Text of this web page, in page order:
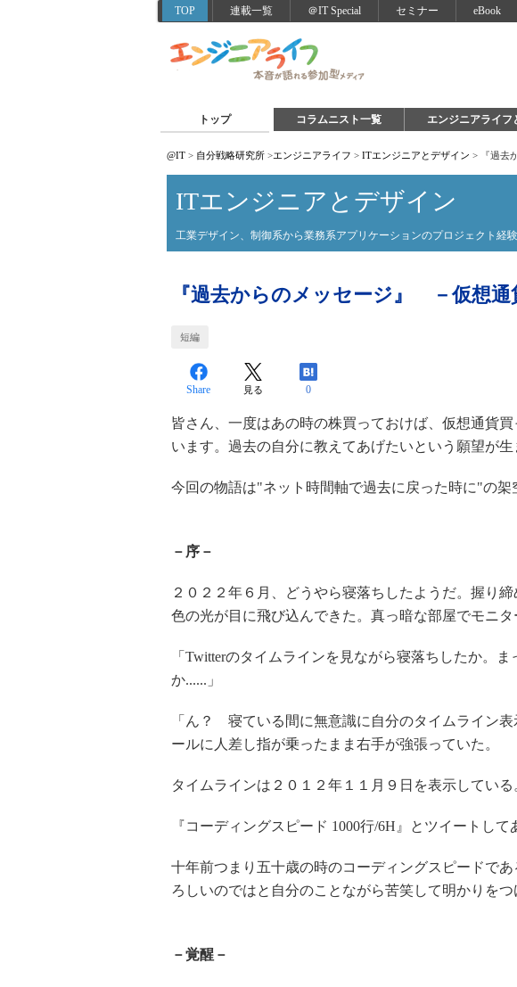
TOP 連載一覧 ＠IT Special セミナー eBook
トップ コラムニスト一覧 エンジニアライフ
@IT > 自分戦略研究所 >エンジニアライフ > ITエンジニアとデザイン > 『過去
ITエンジニアとデザイン
工業デザイン、制御系から業務系アプリケーションのプロジェクト経
『過去からのメッセージ』 －仮想通
短編
Share 見る 0
皆さん、一度はあの時の株買っておけば、仮想通貨
います。過去の自分に教えてあげたいという願望が生
今回の物語は"ネット時間軸で過去に戻った時に"の架
－序－
２０２２年６月、どうやら寝落ちしたようだ。握り
色の光が目に飛び込んできた。真っ暗な部屋でモニタ
「 Twitterのタイムラインを見ながら寝落ちしたか。
か......」
「ん？ 寝ている間に無意識に自分のタイムライン
ールに人差し指が乗ったまま右手が強張っていた。
タイムラインは２０１２年１１月９日を表示している
『コーディングスピード 1000行/6H 』とツイートして
十年前つまり五十歳の時のコーディングスピードで
ろしいのではと自分のことながら苦笑して明かりをつ
－覚醒－